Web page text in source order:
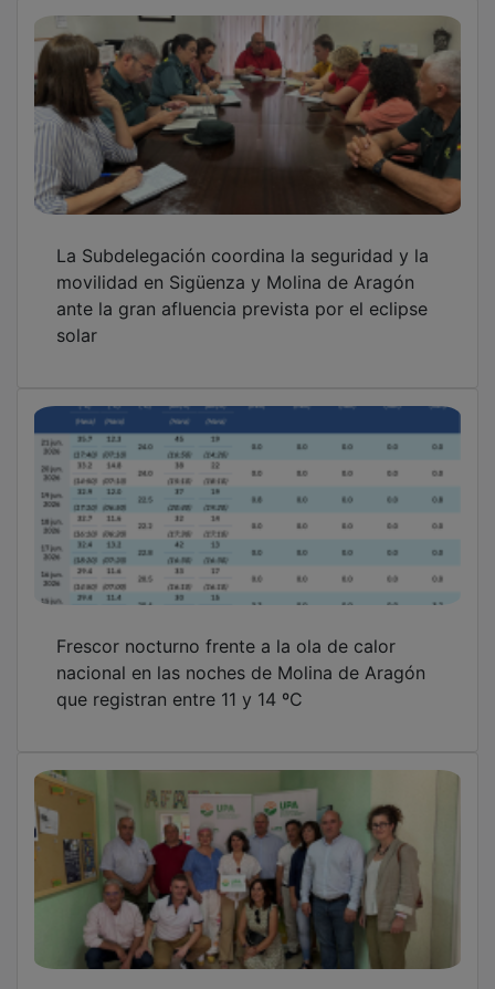
Frescor nocturno frente a la ola de calor
nacional en las noches de Molina de Aragón
Lizán visita la sede de UPA en Molina
El acuartelamiento de San Fernando de
Guadalajara celebra el 59 aniversario del
Archivo General Militar
OTRAS NOTICIAS